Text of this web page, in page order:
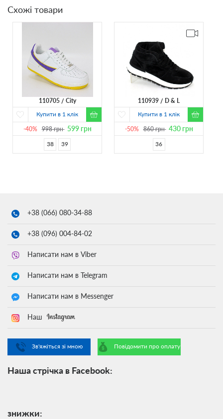
Схожі товари
110705
City
Купити в 1 клік
-40% 998грн 599грн
38 39
110939
D & L
Купити в 1 клік
-50% 860грн 430грн
36
+38 (066) 080-34-88
+38 (096) 004-84-02
Написати нам в Viber
Написати нам в Telegram
Написати нам в Messenger
Наш
Зв'яжіться зі мною Повідомити про оплату
Наша стрічка в Facebook:
знижки: